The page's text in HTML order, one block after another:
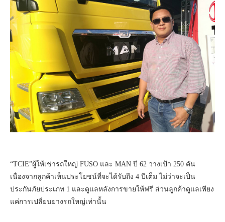
“TCIE”ผู้ให้เช่ารถใหญ่ FUSO และ MAN ปี 62 วางเป้า 250 คัน
เนื่องจากลูกค้าเห็นประโยชน์ที่จะได้รับถึง 4 ปีเต็ม ไม่ว่าจะเป็น
ประกันภัยประเภท 1 และดูแลหลังการขายให้ฟรี ส่วนลูกค้าดูแลเพียง
แค่การเปลี่ยนยางรถใหญ่เท่านั้น